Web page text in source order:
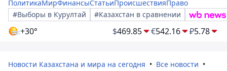
ПолитикаМирФинансыСтатьиПроисшествияПраво
#Выборы в Курултай
#Казахстан в сравнении
+30° $469.85 €542.16 ₽5.78
Новости Казахстана и мира на сегодня
Все новости